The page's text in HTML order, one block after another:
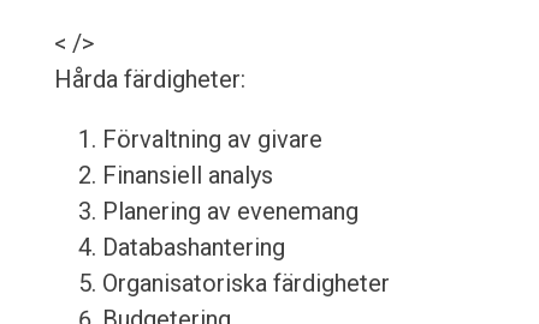
< />
Hårda färdigheter:
Förvaltning av givare
Finansiell analys
Planering av evenemang
Databashantering
Organisatoriska färdigheter